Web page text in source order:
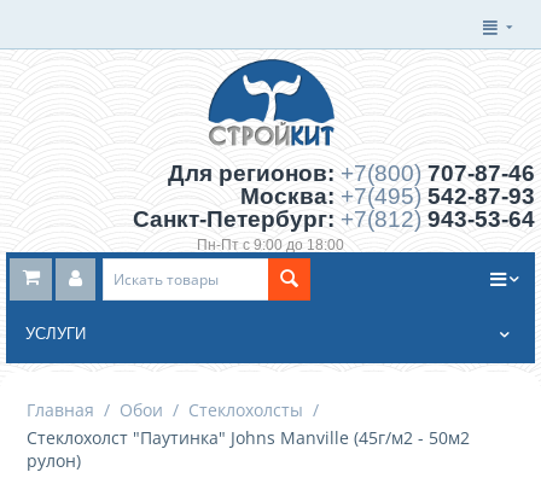
Для регионов: +7(800) 707-87-46
Москва: +7(495) 542-87-93
Санкт-Петербург: +7(812) 943-53-64
Пн-Пт с 9:00 до 18:00
Заказать обратный звонок
УСЛУГИ
Главная / Обои / Стеклохолсты /
Стеклохолст "Паутинка" Johns Manville (45г/м2 - 50м2
рулон)